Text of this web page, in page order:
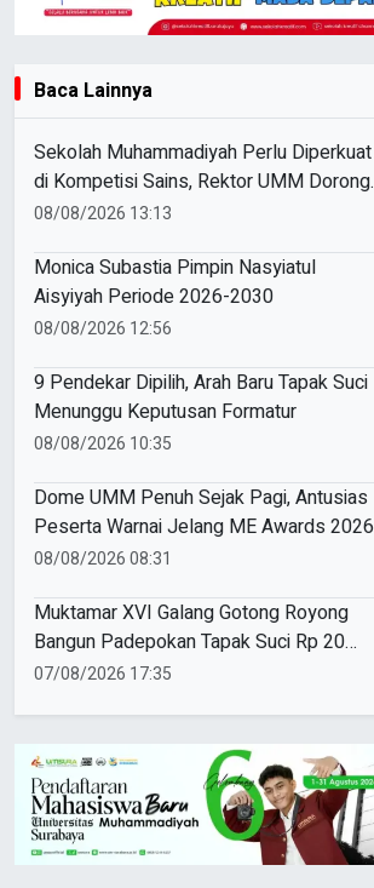
Baca Lainnya
Sekolah Muhammadiyah Perlu Diperkuat
di Kompetisi Sains, Rektor UMM Dorong
Coaching Clinic
08/08/2026 13:13
Monica Subastia Pimpin Nasyiatul
Aisyiyah Periode 2026-2030
08/08/2026 12:56
9 Pendekar Dipilih, Arah Baru Tapak Suci
Menunggu Keputusan Formatur
08/08/2026 10:35
Dome UMM Penuh Sejak Pagi, Antusias
Peserta Warnai Jelang ME Awards 2026
08/08/2026 08:31
Muktamar XVI Galang Gotong Royong
Bangun Padepokan Tapak Suci Rp 20
Miliar
07/08/2026 17:35